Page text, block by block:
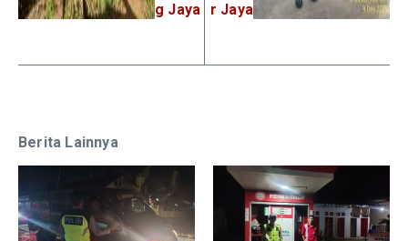
g Jaya
r Jaya
Berita Lainnya